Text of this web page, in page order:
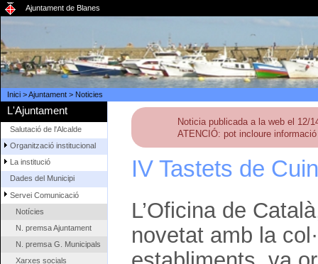
Ajuntament de Blanes
Inici>Ajuntament> Noticies
L'Ajuntament
Salutació de l'Alcalde
Organització institucional
La institució
Dades del Municipi
Servei Comunicació
Notícies
N. premsa Ajuntament
N. premsa G. Municipals
Xarxes socials
Noticia publicada a la web el 12/
ATENCIÓ: pot incloure
IV Tastets de
L’Oficina de
novetat amb la